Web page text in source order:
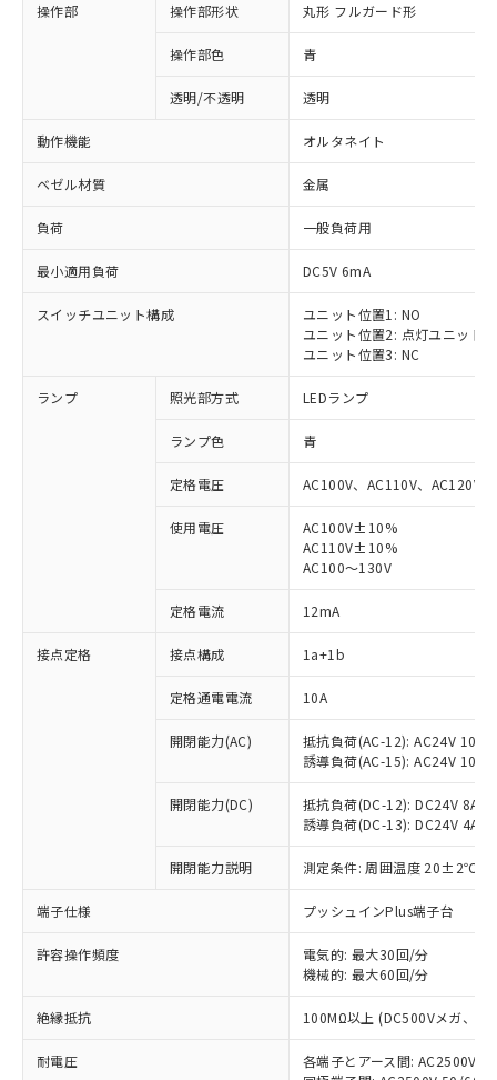
操作部 操作部形状 丸形 フルガード形
操作部色 青
透明/不透明 透明
動作機能 オルタネイト
ベゼル材質 金属
負荷 一般負荷用
最小適用負荷 DC5V 6mA
スイッチユニット構成
ユニット位置1: NO
ユニット位置2: 点灯ユニット
ユニット位置3: NC
ランプ 照光部方式 LEDランプ
ランプ色 青
定格電圧 AC100V、AC110V、AC120V
使用電圧
AC100V±10%
AC110V±10%
AC100～130V
定格電流 12mA
接点定格 接点構成 1a+1b
定格通電電流 10A
開閉能力(AC)
抵抗負荷(AC-12): AC24V 10A/
誘導負荷(AC-15): AC24V
開閉能力(DC)
抵抗負荷(DC-12): DC24V 8A/
誘導負荷(DC-13): DC24V 4A/
開閉能力説明 測定条件: 周囲温度 20±2℃、
端子仕様 プッシュインPlus端子台
許容操作頻度
電気的: 最大30回/分
機械的: 最大60回/分
絶縁抵抗 100MΩ以上 (DC500Vメガ、点
耐電圧
各端子とアース間: AC2500V
ご利用条件
以下の条件をお読みいただき、同意のうえ
本サービスは、当社制御機器事業取扱
商品の当社在庫状況および標準価格
(税抜)を提供させていただくもので
当社制御機器事業取扱商品の中には、
本サービスの対象外となる商品もある
ことをご了承ください。
※1 対応状況
対応済み：EU RoHS指令（10物質）の
非含有に対応した製品が提供可能な商品で
対応予定：EU RoHS指令（10物質）の非含
有に対応した製品に切り替える予定のある
対応予定なし：EU RoHS指令（10物質）の
非含有に非対応の商品で、対応品を出す予
調査・確認中：EU RoHS指令（10物質）の
非含有の対応状況を調査中または確認中の
商品です。
非該当品：ライセンス料など無形物で、有
害物質有無と関係のない商品です。
仕入先様の事情により、非含有部品として
いたものが、含有品と判明した場合などや
「○」：最大均質材料含有率が中国RoHSの
「×」：最大均質材料含有率が中国RoHSの
基準値を超えていることを示します。
当社は、これら貴社製品のうち、外国